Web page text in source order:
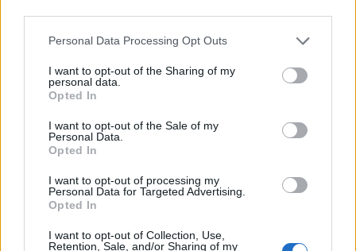
Personal Data Processing Opt Outs
I want to opt-out of the Sharing of my
personal data.
Opted In
I want to opt-out of the Sale of my
Personal Data.
Opted In
I want to opt-out of processing my
Personal Data for Targeted Advertising.
Opted In
I want to opt-out of Collection, Use,
Retention, Sale, and/or Sharing of my
Németország, Franciaország, az Egyesült Királyság –
Egyesült Államokkal, mégis most mindhárom a biztonság,
a szabadság és a politikai menedék ígéretévé vált számos
ciklusának kezdete óta egyre több amerikai, köztük zsidók,
kutatók és más értelmiségiek keresnek...
KEDVES OLVASÓNK!
A keresett cikk a portfolio.hu hírarchívumához